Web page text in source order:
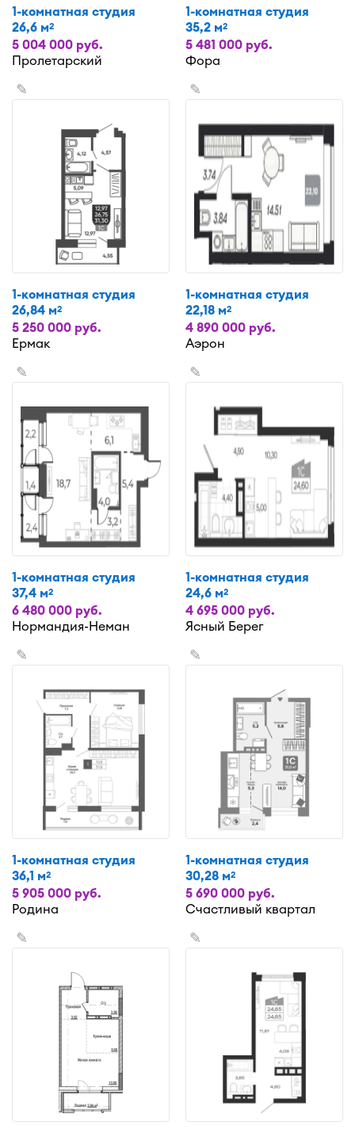
1-комнатная студия
26,6 м2
5 004 000 руб.
Пролетарский
1-комнатная студия
35,2 м2
5 481 000 руб.
Фора
✎
1-комнатная студия
26,84 м2
5 250 000 руб.
Ермак
✎
1-комнатная студия
22,18 м2
4 890 000 руб.
Аэрон
✎
1-комнатная студия
37,4 м2
6 480 000 руб.
Нормандия-Неман
✎
1-комнатная студия
24,6 м2
4 695 000 руб.
Ясный Берег
✎
1-комнатная студия
36,1 м2
5 905 000 руб.
Родина
✎
1-комнатная студия
30,28 м2
5 690 000 руб.
Счастливый квартал
✎ ✎